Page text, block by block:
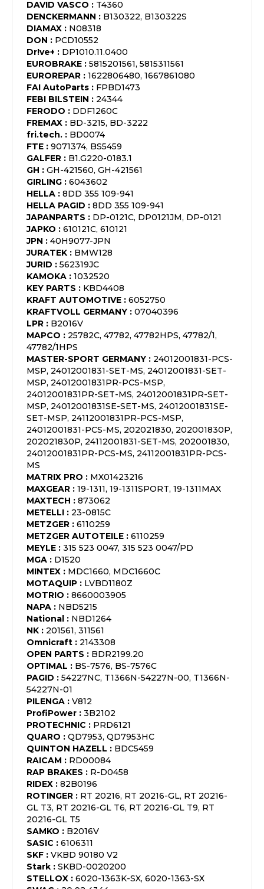
DAVID VASCO : T4360
DENCKERMANN : B130322, B130322S
DIAMAX : N08318
DON : PCD10552
Dr!ve+ : DP1010.11.0400
EUROBRAKE : 5815201561, 5815311561
EUROREPAR : 1622806480, 1667861080
FAI AutoParts : FPBD1473
FEBI BILSTEIN : 24344
FERODO : DDF1260C
FREMAX : BD-3215, BD-3222
fri.tech. : BD0074
FTE : 9071374, BS5459
GALFER : B1.G220-0183.1
GH : GH-421560, GH-421561
GIRLING : 6043602
HELLA : 8DD 355 109-941
HELLA PAGID : 8DD 355 109-941
JAPANPARTS : DP-0121C, DP0121JM, DP-0121
JAPKO : 610121C, 610121
JPN : 40H9077-JPN
JURATEK : BMW128
JURID : 562319JC
KAMOKA : 1032520
KEY PARTS : KBD4408
KRAFT AUTOMOTIVE : 6052750
KRAFTVOLL GERMANY : 07040396
LPR : B2016V
MAPCO : 25782C, 47782, 47782HPS, 47782/1,
47782/1HPS
MASTER-SPORT GERMANY : 24012001831-PCS-
MSP, 24012001831-SET-MS, 24012001831-SET-
MSP, 24012001831PR-PCS-MSP,
24012001831PR-SET-MS, 24012001831PR-SET-
MSP, 24012001831SE-SET-MS, 24012001831SE-
SET-MSP, 24112001831PR-PCS-MSP,
24012001831-PCS-MS, 202021830, 202001830P,
202021830P, 24112001831-SET-MS, 202001830,
24012001831PR-PCS-MS, 24112001831PR-PCS-
MS
MATRIX PRO : MX01423216
MAXGEAR : 19-1311, 19-1311SPORT, 19-1311MAX
MAXTECH : 873062
METELLI : 23-0815C
METZGER : 6110259
METZGER AUTOTEILE : 6110259
MEYLE : 315 523 0047, 315 523 0047/PD
MGA : D1520
MINTEX : MDC1660, MDC1660C
MOTAQUIP : LVBD1180Z
MOTRIO : 8660003905
NAPA : NBD5215
National : NBD1264
NK : 201561, 311561
Omnicraft : 2143308
OPEN PARTS : BDR2199.20
OPTIMAL : BS-7576, BS-7576C
PAGID : 54227NC, T1366N-54227N-00, T1366N-
54227N-01
PILENGA : V812
ProfiPower : 3B2102
PROTECHNIC : PRD6121
QUARO : QD7953, QD7953HC
QUINTON HAZELL : BDC5459
RAICAM : RD00084
RAP BRAKES : R-D0458
RIDEX : 82B0196
ROTINGER : RT 20216, RT 20216-GL, RT 20216-
GL T3, RT 20216-GL T6, RT 20216-GL T9, RT
20216-GL T5
SAMKO : B2016V
SASIC : 6106311
SKF : VKBD 90180 V2
Stark : SKBD-0020200
STELLOX : 6020-1363K-SX, 6020-1363-SX